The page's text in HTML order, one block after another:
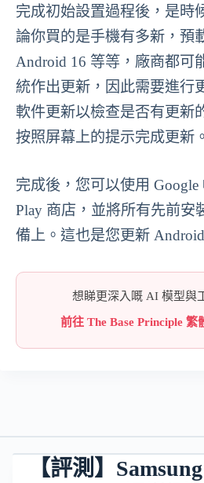
完成初始設置過程後，是時
論你買的是手機有多新，預
Android 16 等等，廠商都可
統作出更新，因此需要進行
軟件更新以檢查是否有更新
按照屏幕上的提示完成更新。
完成後，您可以使用 Google
Play 商店，並將所有先前安
備上。這也是您更新
想睇更深入嘅 AI 模型與
前往 The Base Principle
【評測】